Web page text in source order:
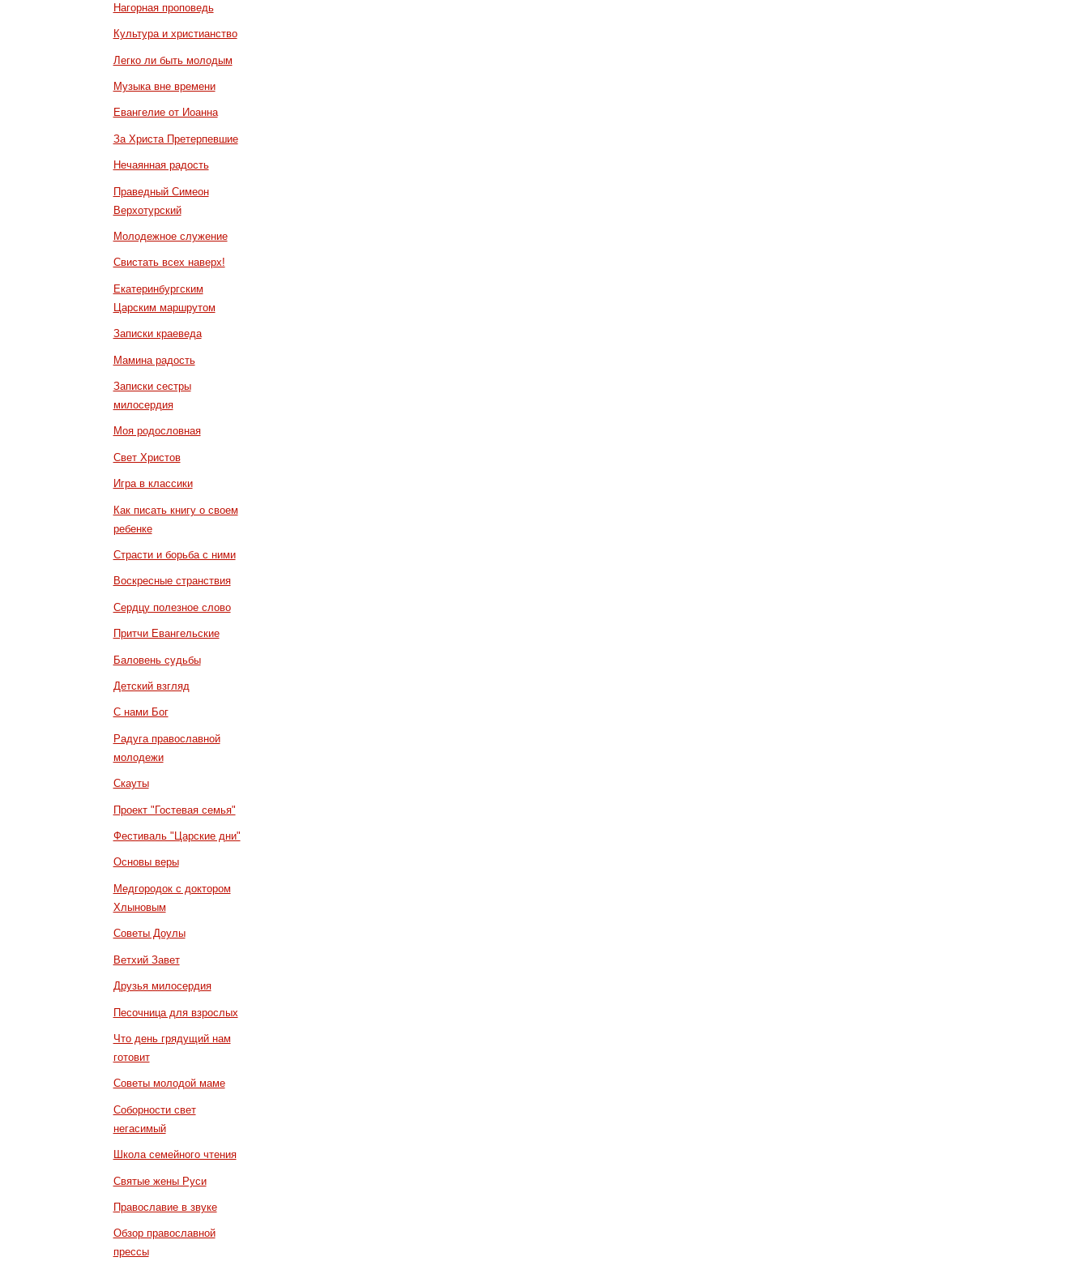
Нагорная проповедь
Культура и христианство
Легко ли быть молодым
Музыка вне времени
Евангелие от Иоанна
За Христа Претерпевшие
Нечаянная радость
Праведный Симеон
Верхотурский
Молодежное служение
Свистать всех наверх!
Екатеринбургским
Царским маршрутом
Записки краеведа
Мамина радость
Записки сестры
милосердия
Моя родословная
Свет Христов
Игра в классики
Как писать книгу о своем
ребенке
Страсти и борьба с ними
Воскресные странствия
Сердцу полезное слово
Притчи Евангельские
Баловень судьбы
Детский взгляд
С нами Бог
Радуга православной
молодежи
Скауты
Проект "Гостевая семья"
Фестиваль "Царские дни"
Основы веры
Медгородок с доктором
Хлыновым
Советы Доулы
Ветхий Завет
Друзья милосердия
Песочница для взрослых
Что день грядущий нам
готовит
Советы молодой маме
Соборности свет
негасимый
Школа семейного чтения
Святые жены Руси
Православие в звуке
Обзор православной
прессы